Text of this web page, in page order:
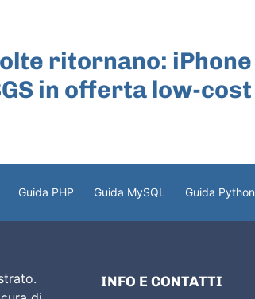
ritornano: iPhone
in offerta low-cost
Guida PHP Guida MySQL Guida Python
INFO E CONTATTI